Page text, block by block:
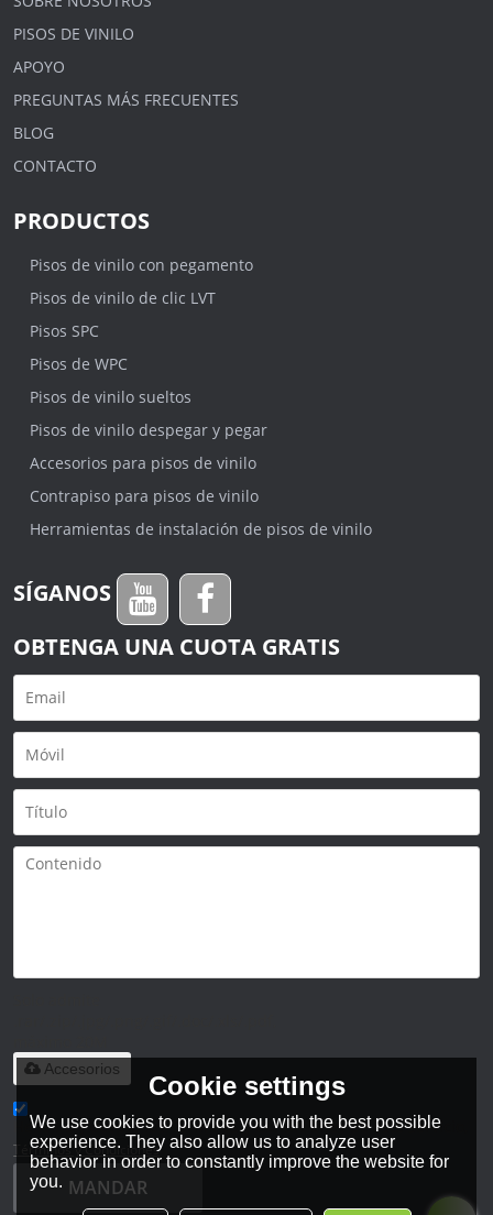
PISOS DE VINILO
APOYO
PREGUNTAS MÁS FRECUENTES
BLOG
CONTACTO
PRODUCTOS
Pisos de vinilo con pegamento
Pisos de vinilo de clic LVT
Pisos SPC
Pisos de WPC
Pisos de vinilo sueltos
Pisos de vinilo despegar y pegar
Accesorios para pisos de vinilo
Contrapiso para pisos de vinilo
Herramientas de instalación de pisos de vinilo
SÍGANOS
OBTENGA UNA CUOTA GRATIS
Accesorios
He leido y acepto los Términos y Condiciones de este servicio,
Términos y Condiciones
MANDAR
Cookie settings
We use cookies to provide you with the best possible
experience. They also allow us to analyze user
behavior in order to constantly improve the website for
you.